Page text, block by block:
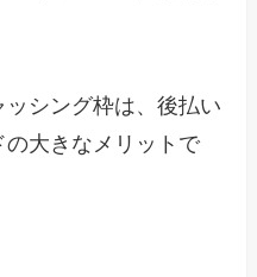
シング枠は、後払い
大きなメリットで